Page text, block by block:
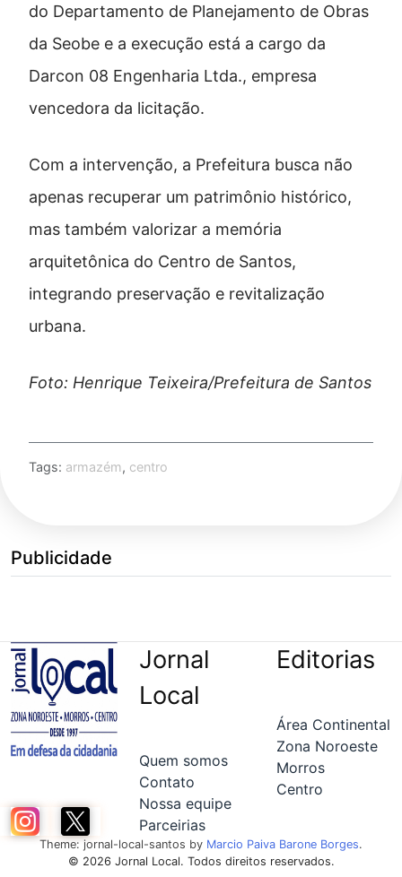
do Departamento de Planejamento de Obras
da Seobe e a execução está a cargo da
Darcon 08 Engenharia Ltda., empresa
vencedora da licitação.
Com a intervenção, a Prefeitura busca não
apenas recuperar um patrimônio histórico,
mas também valorizar a memória
arquitetônica do Centro de Santos,
integrando preservação e revitalização
urbana.
Foto: Henrique Teixeira/Prefeitura de Santos
Tags: armazém, centro
Publicidade
Jornal
Local
Quem somos
Contato
Nossa equipe
Parceirias
Editorias
Área Continental
Zona Noroeste
Morros
Centro
Theme: jornal-local-santos by Marcio Paiva Barone Borges.
© 2026 Jornal Local. Todos direitos reservados.